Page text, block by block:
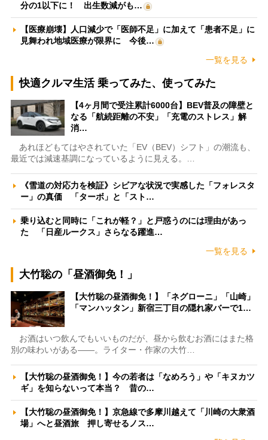
分の1以下に！ 出生数減がも…
【医療崩壊】人口減少で「医師不足」に加えて「患者不足」に
見舞われ地域医療が限界に 今後…
一覧を見る
快適クルマ生活 乗ってみた、使ってみた
【4ヶ月間で受注累計6000台】BEV普及の障壁と
なる「航続距離の不安」「充電のストレス」解
消…
あれほどもてはやされていた「EV（BEV）シフト」の潮流も、
最近では減速基調になっているように見える。…
《雪道の対応力を検証》シビアな状況で実感した「フォレスタ
ー」の真価 「ターボ」と「スト…
乗り込むと同時に「これが軽？」と戸惑うのには理由があっ
た 「日産ルークス」さらなる躍進…
一覧を見る
大竹聡の「昼酒御免！」
【大竹聡の昼酒御免！】「ネグローニ」「山崎」
「マンハッタン」新宿三丁目の隠れ家バーで1…
お酒はいつ飲んでもいいものだが、昼から飲むお酒にはまた格
別の味わいがある――。ライター・作家の大竹…
【大竹聡の昼酒御免！】今の若者は「なめろう」や「キヌカツ
ギ」を知らないって本当？ 昔の…
【大竹聡の昼酒御免！】京急線で多摩川越えて「川崎の大衆酒
場」へと昼酒旅 押し寄せるノス…